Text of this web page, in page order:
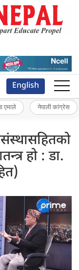
English
एमाले नेपाली कांग्रेस
हो : डा.